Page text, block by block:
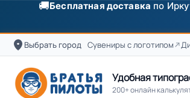
✨Скидка250 ₽на первый
Выбрать город Сувениры с логотипом
Удобная
200+ онлайн